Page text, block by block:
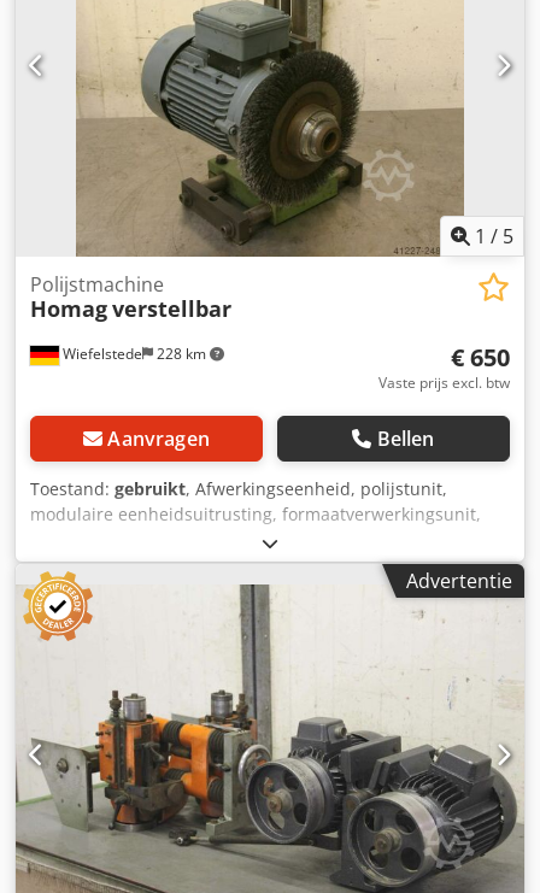
Vermogen: 3/4,4 kW -Voltage: 220/380 volt -Frequentie:
50/100 Hz -Snelheid: 2880/5880 tpm -andere motoren met
andere diensten op voorraad tegen een meerprijs -Maten:
1200/1300/H550 mm -gewicht: 290 kg
1 / 5
Wiefelstede 228 km
Polijstmachine
Homagverstellbar
€ 650
Vaste prijs excl. btw
Aanvragen Bellen
Toestand: gebruikt, Afwerkingseenheid, polijstunit,
modulaire eenheidsuitrusting, formaatverwerkingsunit,
dubbelzijdige profiler, randverwerkingsmachine, na de
schraper voor randverwerkingsmachine -HOMAG-
afwerkingseenheid: voor het aanbrengen van
reinigingsmiddelen met poetsinrichting voor het
verwijderen van lijmresten op PVC-randen -Motor: 1,1 kW -
Snelheid: 2840 rpm -kant: verstelbaar -hoogte: instelbaar -
Aantal: 1x aggregaten beschikbaar -Prijs: per stuk Crjdocn
Ibqjpfx Alcef -Maten: 350/350/H500 mm -gewicht: 32 kg
Advertentie